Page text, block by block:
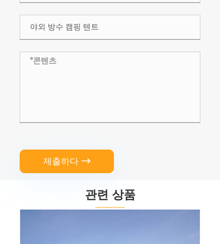
제출하다 
관련 상품